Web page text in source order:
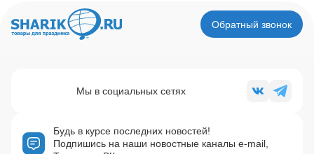
Обратный звонок
Будь в курсе последних новостей!
Подпишись на наши новостные каналы e-mail,
Мы в социальных сетях